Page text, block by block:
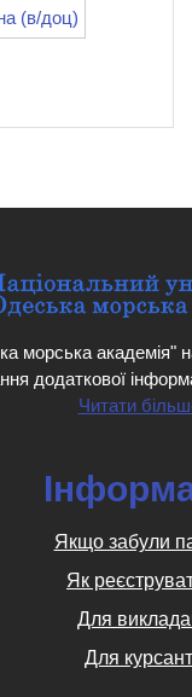
(в/доц)
морська академія"
додаткової
Читати
Якщо забули
Як
Для
Для